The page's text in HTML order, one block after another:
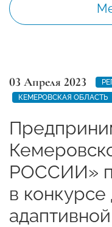
03 Апреля 2023
КЕМЕРОВСКАЯ ОБЛАСТЬ
РОССИИ»
в